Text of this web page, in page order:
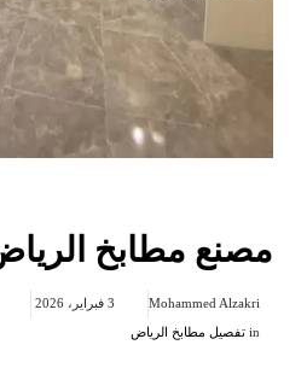
مصنع مطابخ
Mohammed Alzakri 3 فبراير، 2026
in تفصيل مطابخ الرياض